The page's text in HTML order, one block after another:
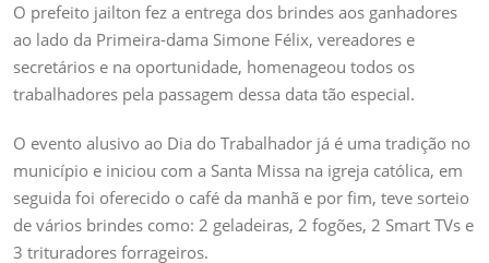
O prefeito jailton fez a entrega dos brindes aos ganhadores
ao lado da Primeira-dama Simone Félix, vereadores e
secretários e na oportunidade, homenageou todos os
trabalhadores pela passagem dessa data tão especial.
O evento alusivo ao Dia do Trabalhador já é uma tradição no
município e iniciou com a Santa Missa na igreja católica, em
seguida foi oferecido o café da manhã e por fim, teve sorteio
de vários brindes como: 2 geladeiras, 2 fogões, 2 Smart TVs e
3 trituradores forrageiros.